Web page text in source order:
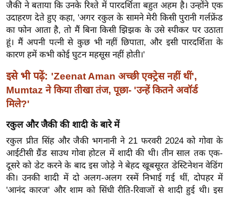
सा
हि
त्य
ज
त
ऑ
टो
व
र्ल्ड
न्यू
ज
ब्री
फ
जैकी ने बताया कि उनके रिश्ते में पारदर्शिता बहुत अहम है। उन्होंने एक
उदाहरण देते हुए कहा, 'अगर रकुल के सामने मेरी किसी पुरानी गर्लफ्रेंड
का फोन आता है, तो मैं बिना किसी झिझक के उसे स्पीकर पर उठाता
हूं। मैं अपनी पत्नी से कुछ भी नहीं छिपाता, और इसी पारदर्शिता के
कारण हमें कभी कोई घुटन महसूस नहीं होती।'
इसे भी पढ़ें: 'Zeenat Aman अच्छी एक्ट्रेस नहीं थीं',
Mumtaz ने किया तीखा तंज, पूछा- 'उन्हें कितने अवॉर्ड
मिले?'
रकुल और जैकी की शादी के बारे में
रकुल प्रीत सिंह और जैकी भगनानी ने 21 फरवरी 2024 को गोवा के
आईटीसी ग्रैंड साउथ गोवा होटल में शादी की थी। तीन साल तक एक-
दूसरे को डेट करने के बाद इस जोड़े ने बेहद खूबसूरत डेस्टिनेशन वेडिंग
की। उनकी शादी में दो अलग-अलग रस्में निभाई गई थीं, दोपहर में
'आनंद कारज' और शाम को सिंधी रीति-रिवाजों से शादी हुई थी। इस